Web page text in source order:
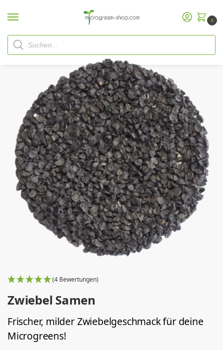
0
Start Microgreen Shop
(4 Bewertungen)
Zwiebel Samen
Frischer, milder Zwiebelgeschmack für deine
Microgreens!